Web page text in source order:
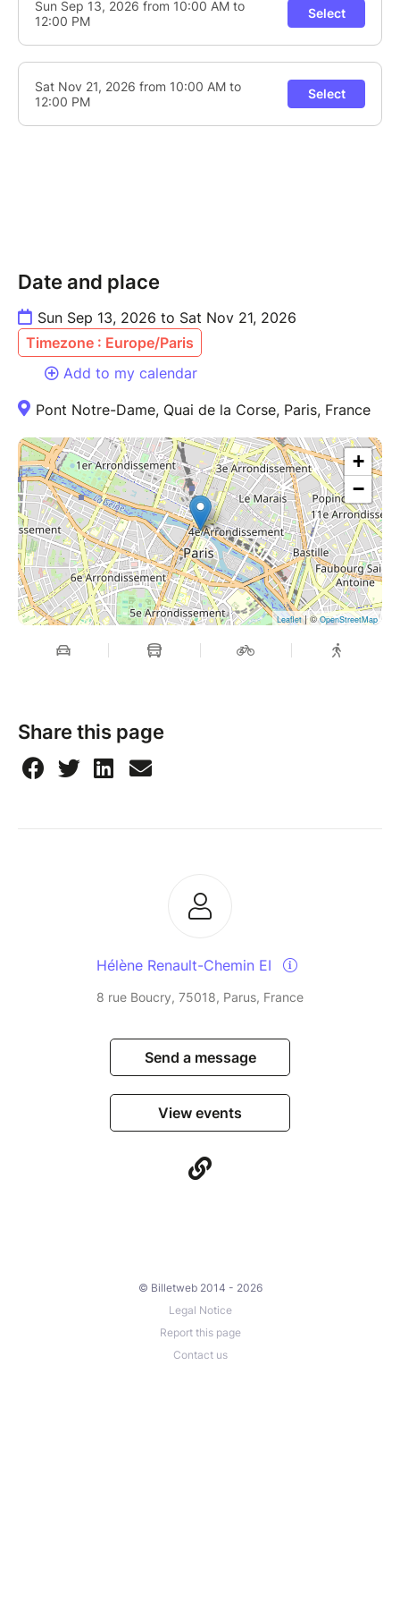
Date and place
Sun Sep 13, 2026 to Sat Nov 21, 2026
Timezone : Europe/Paris
Add to my calendar
Pont Notre-Dame, Quai de la Corse, Paris, France
+
−
Leaflet| ©OpenStreetMap
Share this page
Hélène Renault-Chemin EI
8 rue Boucry, 75018, Parus, France
Send a message
View events
© Billetweb 2014 - 2026
Legal Notice
Report this page
Contact us